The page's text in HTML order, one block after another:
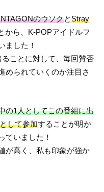
のウソクとStray
から、K-POPアイドルフ
ました！
ことに対して、毎回賛否
められていくのか注目さ
の1人としてこの番組に出
して参加することが明か
ていました！
が高く、私も印象が強か